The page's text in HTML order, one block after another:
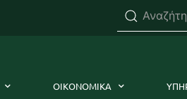
ΟΙΚΟΝΟΜΙΚΑ